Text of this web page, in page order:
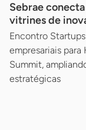
Sebrae
vitrines de
Encontro
empresariais
Summit,
estratégicas